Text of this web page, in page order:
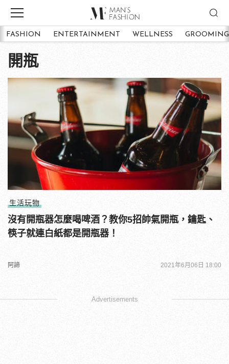
FASHION ENTERTAINMENT WELLNESS GROOMING
開瓶
生活玩物
沒有開瓶器怎麼喝啤酒？教你5招帥氣開瓶，鑰匙、
筷子就連白紙都是開瓶器！
阿諦 2021年6月06日 18:00
Advertisements